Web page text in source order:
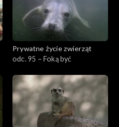
Prywatne życie zwierząt
odc. 95 – Foką być